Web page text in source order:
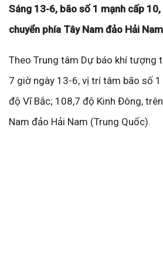
Sáng 13-6, bão số 1 mạnh cấp
chuyển phía Tây Nam đảo Hải
Theo Trung tâm Dự báo khí tượng
7 giờ ngày 13-6, vị trí tâm bão số
độ Vĩ Bắc; 108,7 độ Kinh Đông,
Nam đảo Hải Nam (Trung Quốc).